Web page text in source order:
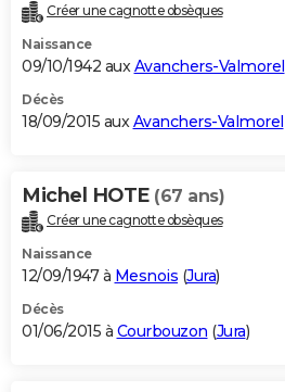
Créer une cagnotte obsèques
Naissance
09/10/1942 auxAvanchers-Valmorel
Décès
18/09/2015 auxAvanchers-Valmorel
Michel HOTE (67 ans)
Créer une cagnotte obsèques
Naissance
12/09/1947 à Mesnois (Jura)
Décès
01/06/2015 à Courbouzon (Jura)